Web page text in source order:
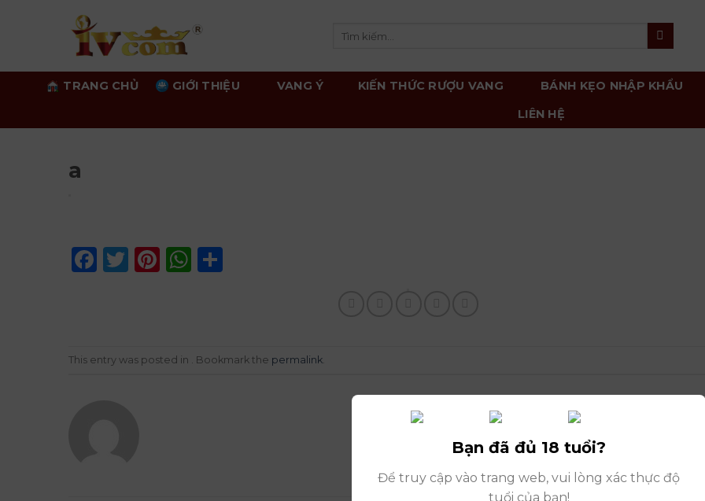
TRANG CHỦ GIỚI THIỆU VANG Ý KIẾN THỨC RƯỢU VANG BÁNH KẸO NHẬP KHẨU
LIÊN HỆ
a
Facebook
Twitter
Pinterest
WhatsApp
This entry was posted in . Bookmark the permalink
Bạn đã đủ 18 tuổi?
Để truy cập vào trang web, vui lòng xác thực độ
tuổi của bạn!